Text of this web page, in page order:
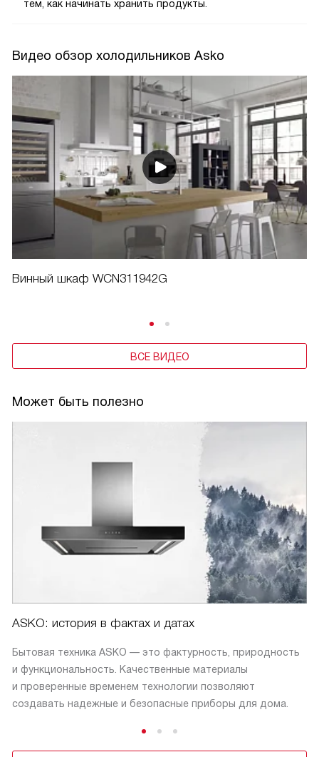
тем, как начинать хранить продукты.
Видео обзор холодильников Asko
Винный шкаф WCN311942G
ВСЕ ВИДЕО
Может быть полезно
ASKO: история в фактах и датах
Бытовая техника ASKO — это фактурность, природность
и функциональность. Качественные материалы
и проверенные временем технологии позволяют
создавать надежные и безопасные приборы для дома.